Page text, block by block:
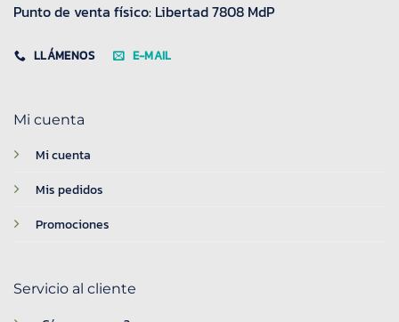
Punto de venta físico: Libertad 7808 MdP
LLÁMENOS E-MAIL
Mi cuenta
Mi cuenta
Mis pedidos
Promociones
Servicio al cliente